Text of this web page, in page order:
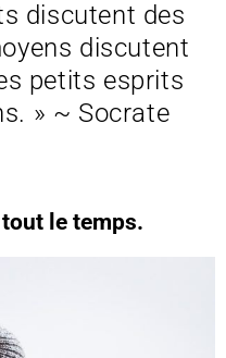
discutent des
discutent
petits esprits
» ~ Socrate
le temps.